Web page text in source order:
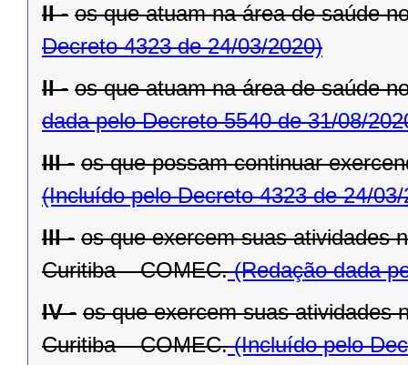
II - os que atuam na área de saúde
Decreto 4323 de 24/03/2020)
II - os que atuam na área de saúde
dada pelo Decreto 5540 de 31/08/
III - os que possam continuar
(Incluído pelo Decreto 4323 de 24/
III - os que exercem suas atividades
Curitiba – COMEC.(Redação dada
IV - os que exercem suas atividades
Curitiba – COMEC.(Incluído pelo